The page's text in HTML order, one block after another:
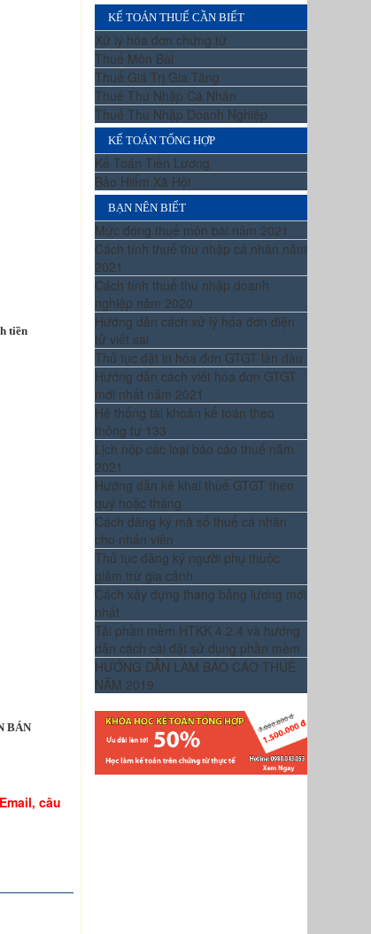
tiền
câu
KẾ TOÁN THUẾ CẦN BIẾT
Xử lý hóa đơn chứng từ
Thuế Môn Bài
Thuế Giá Trị Gia Tăng
Thuế Thu Nhập Cá Nhân
Thuế Thu Nhập Doanh Nghiệp
KẾ TOÁN TỔNG HỢP
Kế Toán Tiền Lương
Bảo Hiểm Xã Hội
BẠN NÊN BIẾT
Mức đóng thuế môn bài năm 2021
Cách tính thuế thu nhập cá nhân năm
2021
Cách tính thuế thu nhập doanh
nghiệp năm 2020
Hướng dẫn cách xử lý hóa đơn điện
tử viết sai
Thủ tục đặt in hóa đơn GTGT lần đầu
Hướng dẫn cách viết hóa đơn GTGT
mới nhất năm 2021
Hệ thống tài khoản kế toán theo
thông tư 133
Lịch nộp các loại báo cáo thuế năm
2021
Hướng dẫn kê khai thuế GTGT theo
quý hoặc tháng
Cách đăng ký mã số thuế cá nhân
cho nhân viên
Thủ tục đăng ký người phụ thuộc
giảm trừ gia cảnh
Cách xây dựng thang bảng lương mới
nhất
Tải phần mềm HTKK 4.2.4 và hướng
dẫn cách cài đặt sử dụng phần mềm
HƯỚNG DẪN LÀM BÁO CÁO THUẾ
NĂM 2019